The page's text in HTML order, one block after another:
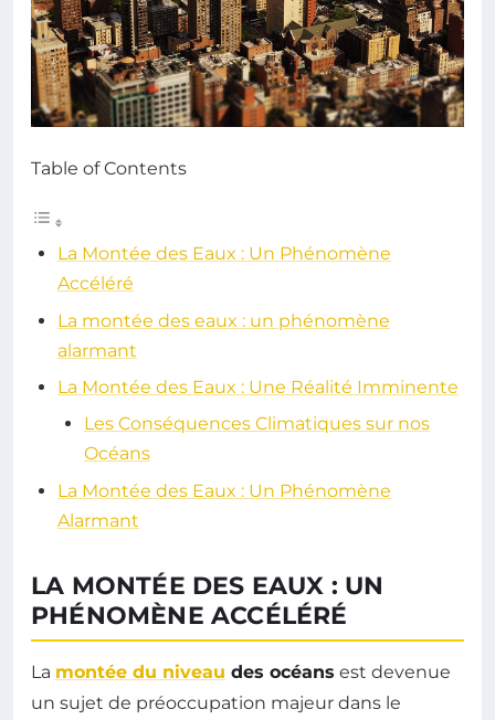
Table of Contents
La Montée des Eaux : Un Phénomène
Accéléré
La montée des eaux : un phénomène
alarmant
La Montée des Eaux : Une Réalité Imminente
Les Conséquences Climatiques sur nos
Océans
La Montée des Eaux : Un Phénomène
Alarmant
LA MONTÉE DES EAUX : UN
PHÉNOMÈNE ACCÉLÉRÉ
La montée du niveau des océans est devenue
un sujet de préoccupation majeur dans le